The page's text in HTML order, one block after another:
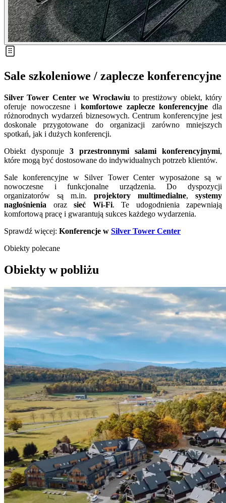
Sale szkoleniowe / zaplecze konferencyjne
Silver Tower Center we Wrocławiu to prestiżowy obiekt, który
oferuje nowoczesne i komfortowe zaplecze konferencyjne dla
różnorodnych wydarzeń biznesowych. Centrum konferencyjne jest
doskonale przygotowane do organizacji zarówno mniejszych
spotkań, jak i dużych konferencji.
Obiekt dysponuje 3 przestronnymi salami konferencyjnymi,
które mogą być dostosowane do indywidualnych potrzeb klientów.
Sale konferencyjne w Silver Tower Center wyposażone są w
nowoczesne i funkcjonalne urządzenia. Do dyspozycji
organizatorów są m.in. projektory multimedialne, systemy
nagłośnienia oraz sieć Wi-Fi. Te udogodnienia zapewniają
komfortową pracę i gwarantują sukces każdego wydarzenia.
Sprawdź więcej: Konferencje w Silver Tower Center
Obiekty polecane
Obiekty w pobliżu